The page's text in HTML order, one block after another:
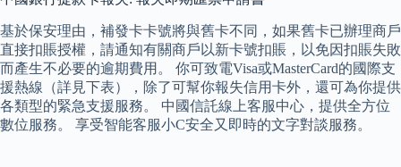
基於保安理由，補發卡卡號將與舊卡不同，如果舊卡已辦理商戶
直接扣賬授權，請通知有關商戶以新卡號扣賬，以免因扣賬失敗
而產生不必要的逾期費用。 你可致電Visa或MasterCard的國際支
援熱線（詳見下表），除了可幫你報失信用卡外，還可為你提供
各類型的緊急支援服務。 中國信託線上客服中心，提供全方位
數位服務。 享受智能客服小C安全又即時的文字對談服務。